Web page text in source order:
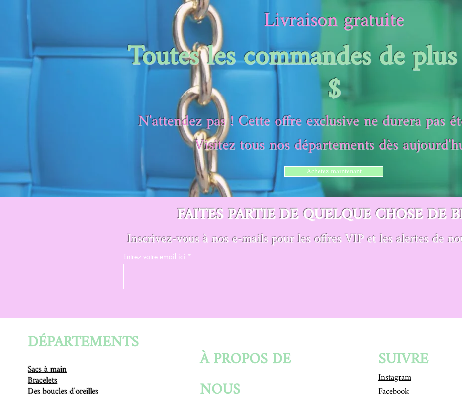
Livraison gratuite
Toutes les commandes de
$
N'attendez pas ! Cette offre exclusive ne durera pas
Visitez tous nos départements dès
Achetez maintenant
FAITES PARTIE DE QUELQUE CHOSE DE
Inscrivez-vous à nos e-mails pour les offres VIP et les alertes de
Entrez votre email ici
DÉPARTEMENTS
Sacs à main
Bracelets
À PROPOS DE
SUIVRE
Instagram